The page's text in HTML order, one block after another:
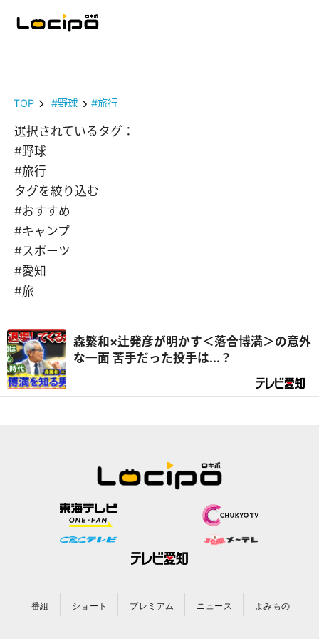
TOP #野球 #旅行
選択されているタグ：
#野球
#旅行
タグを絞り込む
#おすすめ
#キャンプ
#スポーツ
#愛知
#旅
森繁和×辻発彦が明かす＜落合博満＞の意外
な一面 苦手だった投手は...？
番組 ショート プレミアム ニュース よみもの